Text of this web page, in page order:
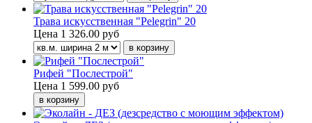
Трава искусственная "Pelegrin" 20
Цена 1 326.00 руб
Рифей "Послестрой"
Цена 1 599.00 руб